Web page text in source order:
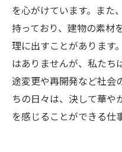
を心がけています。また
持っており、建物の素材
理に出すことがあります
はありませんが、私たち
途変更や再開発など社会
ちの日々は、決して華や
を感じることができる仕